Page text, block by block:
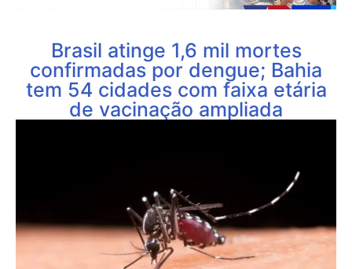
Brasil atinge 1,6 mil mortes
confirmadas por dengue; Bahia
tem 54 cidades com faixa etária
de vacinação ampliada